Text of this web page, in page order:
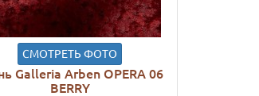
СМОТРЕТЬ ФОТО
Galleria Arben OPERA 06
BERRY